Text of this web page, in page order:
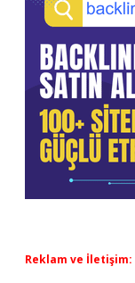
Reklam ve İletişim: